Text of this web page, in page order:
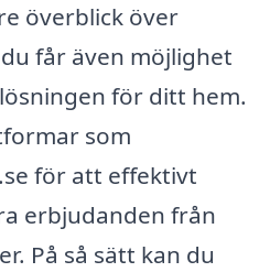
överblick över
får även möjlighet
för ditt hem.
som
för att effektivt
erbjudanden från
På så sätt kan du